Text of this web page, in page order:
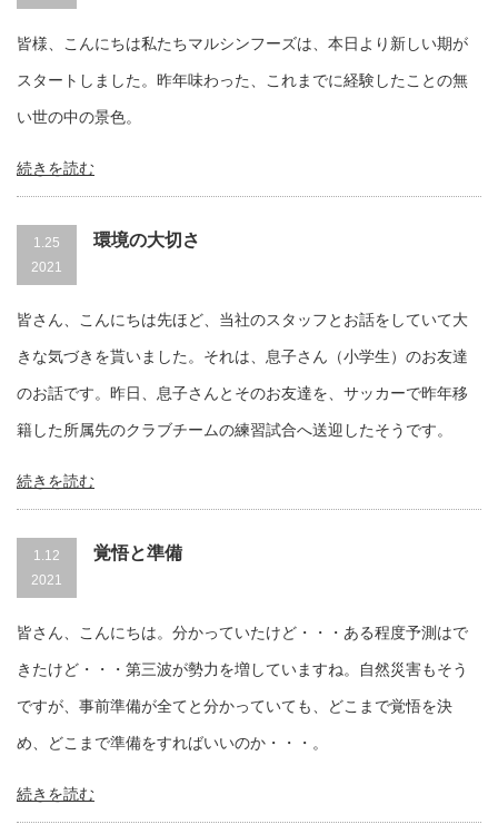
皆様、こんにちは私たちマルシンフーズは、本日より新しい期が
スタートしました。昨年味わった、これまでに経験したことの無
い世の中の景色。
続きを読む
1.25
2021
環境の大切さ
皆さん、こんにちは先ほど、当社のスタッフとお話をしていて大
きな気づきを貰いました。それは、息子さん（小学生）のお友達
のお話です。昨日、息子さんとそのお友達を、サッカーで昨年移
籍した所属先のクラブチームの練習試合へ送迎したそうです。
続きを読む
1.12
2021
覚悟と準備
皆さん、こんにちは。分かっていたけど・・・ある程度予測はで
きたけど・・・第三波が勢力を増していますね。自然災害もそう
ですが、事前準備が全てと分かっていても、どこまで覚悟を決
め、どこまで準備をすればいいのか・・・。
続きを読む